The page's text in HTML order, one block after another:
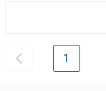
1